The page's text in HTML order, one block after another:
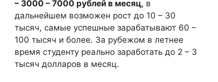
– 3000 – 7000 рублей в месяц, в
дальнейшем возможен рост до 10 – 30
тысяч, самые успешные зарабатывают 60 –
100 тысяч и более. За рубежом в летнее
время студенту реально заработать до 2 – 3
тысяч долларов в месяц.